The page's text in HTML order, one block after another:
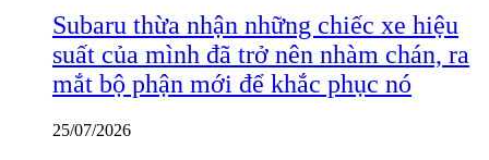
Subaru thừa nhận những chiếc xe hiệu
suất của mình đã trở nên nhàm chán, ra
mắt bộ phận mới để khắc phục nó
25/07/2026